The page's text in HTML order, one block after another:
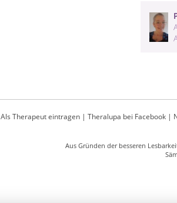
Als Therapeut eintragen| Theralupa bei Facebook|
Aus Gründen der besseren